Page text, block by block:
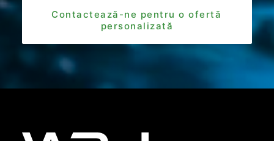
Contactează-ne pentru o ofertă
personalizată